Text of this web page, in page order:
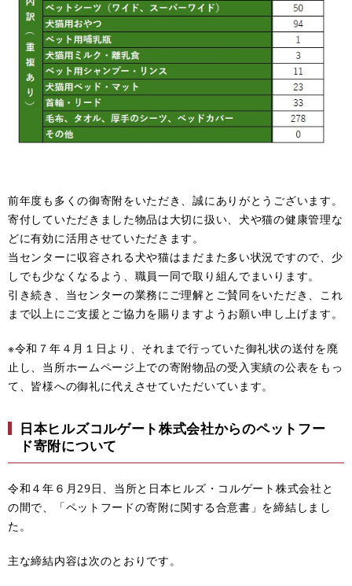
前年度も多くの御寄附をいただき、誠にありがとうございます。
寄付していただきました物品は大切に扱い、犬や猫の健康管理な
どに有効に活用させていただきます。
当センターに収容される犬や猫はまだまた多い状況ですので、少
しでも少なくなるよう、職員一同で取り組んでまいります。
引き続き、当センターの業務にご理解とご賛同をいただき、これ
まで以上にご支援とご協力を賜りますようお願い申し上げます。
※令和７年４月１日より、それまで行っていた御礼状の送付を廃
止し、当所ホームページ上での寄附物品の受入実績の公表をもっ
て、皆様への御礼に代えさせていただいています。
日本ヒルズコルゲート株式会社からのペットフー
ド寄附について
令和４年６月29日、当所と日本ヒルズ・コルゲート株式会社と
の間で、「ペットフードの寄附に関する合意書」を締結しまし
た。
主な締結内容は次のとおりです。